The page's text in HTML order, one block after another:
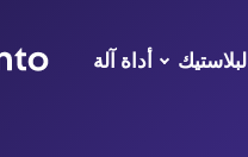
أداة آلة البلاستيك